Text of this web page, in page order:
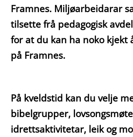
Framnes. Miljøarbeidarar
tilsette frå pedagogisk
for at du kan ha noko kjekt
på Framnes.
På kveldstid kan du velje
bibelgrupper,
idrettsaktivitetar, leik og